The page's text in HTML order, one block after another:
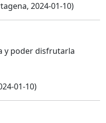
2024-01-10)
y poder disfrutarla
01-10)